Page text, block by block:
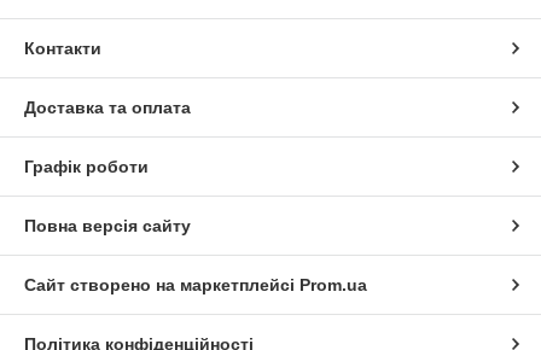
Контакти
Доставка та оплата
Графік роботи
Повна версія сайту
Сайт створено на маркетплейсі Prom.ua
Політика конфіденційності